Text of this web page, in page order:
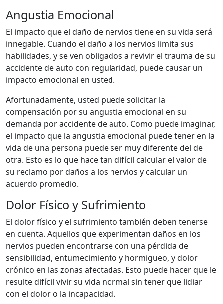
Angustia Emocional
El impacto que el daño de nervios tiene en su vida será
innegable. Cuando el daño a los nervios limita sus
habilidades, y se ven obligados a revivir el trauma de su
accidente de auto con regularidad, puede causar un
impacto emocional en usted.
Afortunadamente, usted puede solicitar la
compensación por su angustia emocional en su
demanda por accidente de auto. Como puede imaginar,
el impacto que la angustia emocional puede tener en la
vida de una persona puede ser muy diferente del de
otra. Esto es lo que hace tan difícil calcular el valor de
su reclamo por daños a los nervios y calcular un
acuerdo promedio.
Dolor Físico y Sufrimiento
El dolor físico y el sufrimiento también deben tenerse
en cuenta. Aquellos que experimentan daños en los
nervios pueden encontrarse con una pérdida de
sensibilidad, entumecimiento y hormigueo, y dolor
crónico en las zonas afectadas. Esto puede hacer que le
resulte difícil vivir su vida normal sin tener que lidiar
con el dolor o la incapacidad.